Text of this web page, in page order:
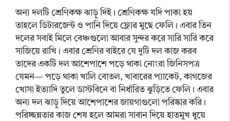
অন্য দলটি শ্রেণিকক্ষ ঝাড়ু দিই। শ্রেণিকক্ষ যদি পাকা হয়
তাহলে ডিটারজেন্ট ও পানি দিয়ে ফ্লোর মুছে ফেলি। এবার তিন
দলের সবাই মিলে বেঞ্চগুলো আবার সুন্দর করে সারি সারি করে
সাজিয়ে রাখি। এবার শ্রেণির বাইরে যে দুটি দল কাজ করব
তাদের একটি দল আশেপাশে পড়ে থাকা নোংরা জিনিসপত্র
যেমন— পড়ে থাকা খালি বোতল, খাবারের প্যাকেট, কাগজের
খোসা ইত্যাদি তুলে ডাস্টবিনে বা নির্ধারিত ঝুড়িতে ফেলি। এবার
অন্য দল ঝাড়ু দিয়ে আশেপাশের জায়গাগুলো পরিষ্কার করি।
পরিচ্ছন্নতার কাজ শেষ হলে আমরা সাবান দিয়ে হাতমুখ ধুয়ে